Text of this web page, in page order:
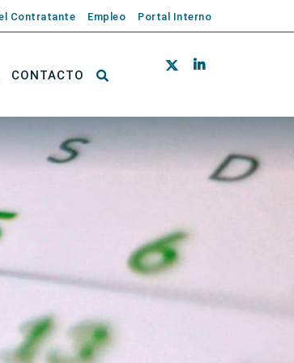
Contratante Empleo Portal Interno
CONTACTO